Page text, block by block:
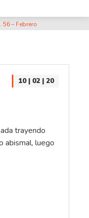
56 – Febrero
10 | 02 | 20
trayendo
abismal, luego